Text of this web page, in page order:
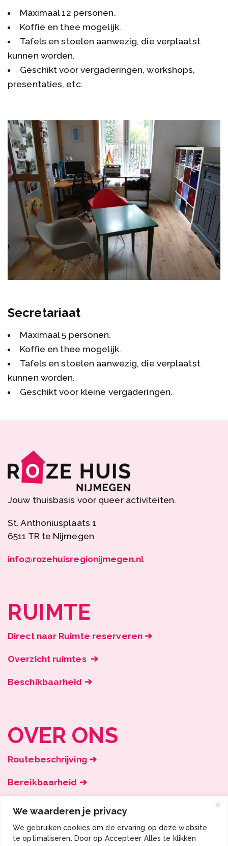
We waarderen je privacy
We gebruiken cookies om de ervaring op deze website
te optimaliseren. Door op Accepteer Alles te klikken
Maximaal 12 personen.
Koffie en thee mogelijk.
Tafels en stoelen aanwezig, die verplaatst
kunnen worden.
Geschikt voor vergaderingen, workshops,
presentaties, etc.
Secretariaat
Maximaal 5 personen.
Koffie en thee mogelijk.
Tafels en stoelen aanwezig, die verplaatst
kunnen worden.
Geschikt voor kleine vergaderingen.
Jouw thuisbasis voor queer activiteiten.
St. Anthoniusplaats 1
6511 TR te Nijmegen
info@rozehuisregionijmegen.nl
RUIMTE
Direct naar Ruimte reserveren ➔
Overzicht ruimtes ➔
Beschikbaarheid ➔
OVER ONS
Routebeschrijving ➔
Bereikbaarheid ➔
Onze vacatures ➔